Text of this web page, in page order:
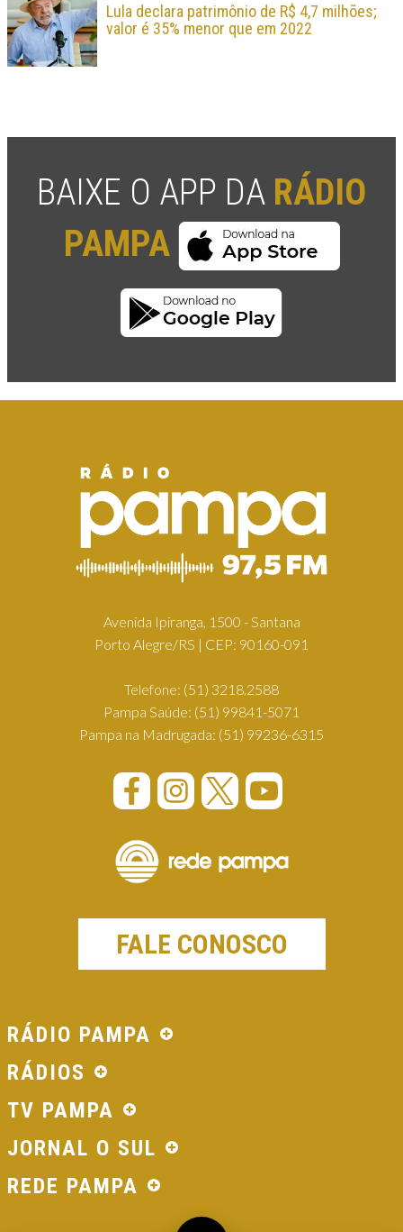
Lula declara patrimônio de R$ 4,7 milhões;
valor é 35% menor que em 2022
BAIXE O APP DA RÁDIO
PAMPA
Avenida Ipiranga, 1500 - Santana
Porto Alegre/RS | CEP: 90160-091
Telefone: (51) 3218.2588
Pampa Saúde: (51) 99841-5071
Pampa na Madrugada: (51) 99236-6315
FALE CONOSCO
RÁDIO PAMPA
RÁDIOS
TV PAMPA
JORNAL O SUL
REDE PAMPA